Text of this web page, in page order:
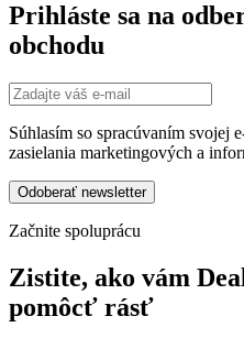
Prihláste sa na
obchodu
Súhlasím so spracúvaním svojej
zasielania marketingových a
Začnite spoluprácu
Zistite, ako vám
pomôcť rásť